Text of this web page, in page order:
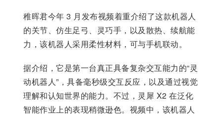
稚晖君今年 3 月发布视频着重介绍了这款机器人
的关节、仿生足弓、灵巧手，以及散热、续航能
力，该机器人采用柔性材料，可与手机联动。
据介绍，它是第一台真正具备复杂交互能力的“灵
动机器人”，具备毫秒级交互反应，以及通过视觉
理解和认知世界的能力。不过，灵犀 X2 在泛化
智能作业上的表现稍微逊色。视频中，该机器人